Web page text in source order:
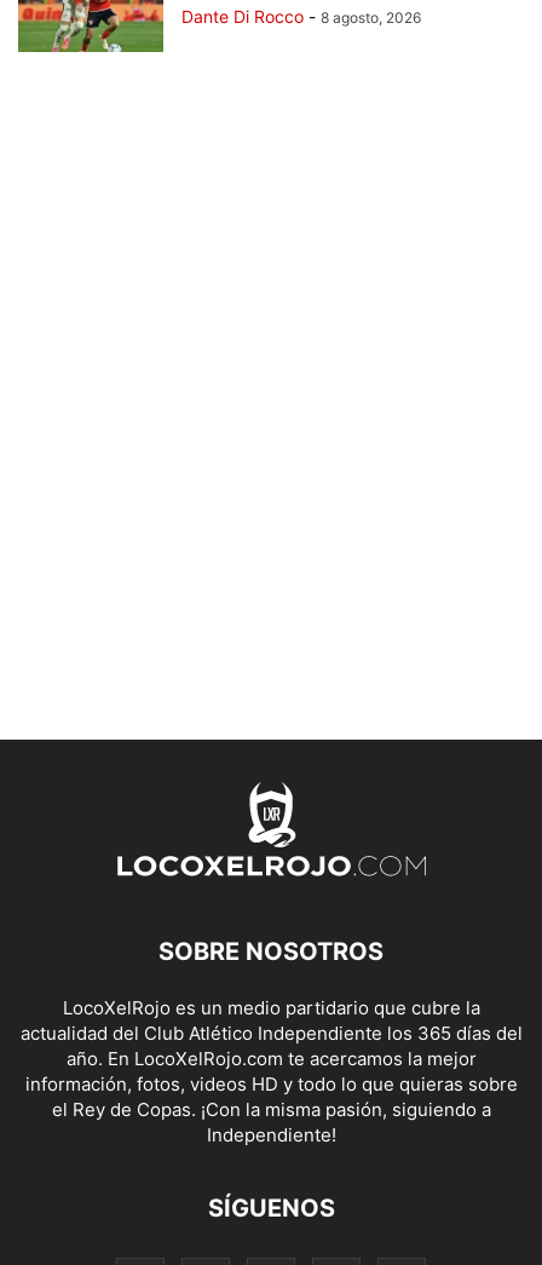
Dante Di Rocco - 8 agosto, 2026
SOBRE NOSOTROS
LocoXelRojo es un medio partidario que cubre la
actualidad del Club Atlético Independiente los 365 días del
año. En LocoXelRojo.com te acercamos la mejor
información, fotos, videos HD y todo lo que quieras sobre
el Rey de Copas. ¡Con la misma pasión, siguiendo a
Independiente!
SÍGUENOS